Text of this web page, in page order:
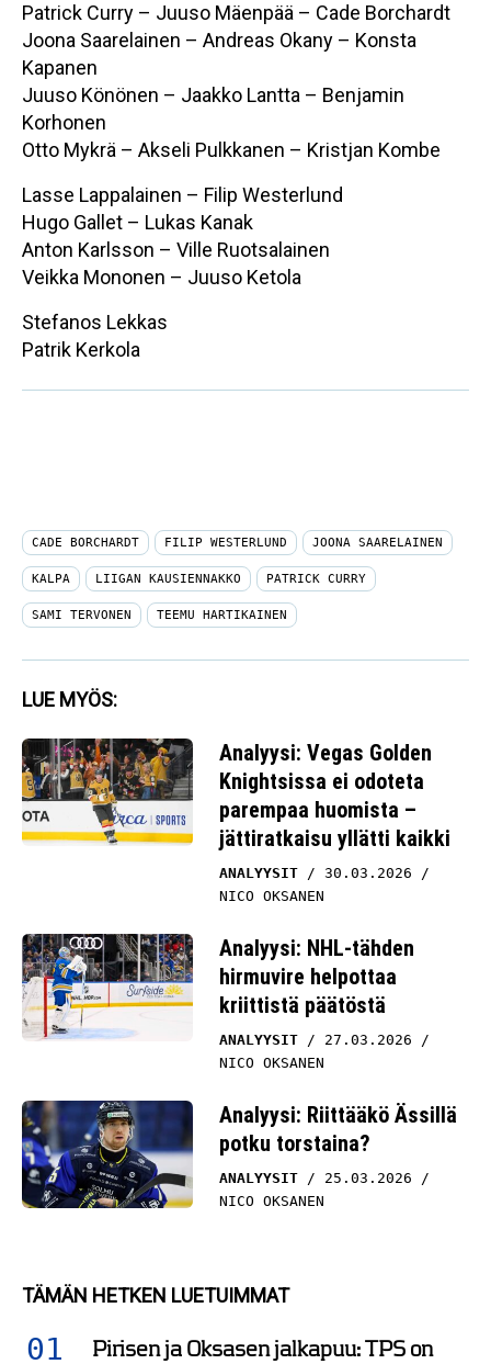
Patrick Curry – Juuso Mäenpää – Cade Borchardt
Joona Saarelainen – Andreas Okany – Konsta
Kapanen
Juuso Könönen – Jaakko Lantta – Benjamin
Korhonen
Otto Mykrä – Akseli Pulkkanen – Kristjan Kombe
Lasse Lappalainen – Filip Westerlund
Hugo Gallet – Lukas Kanak
Anton Karlsson – Ville Ruotsalainen
Veikka Mononen – Juuso Ketola
Stefanos Lekkas
Patrik Kerkola
CADE BORCHARDT FILIP WESTERLUND JOONA SAARELAINEN
KALPA LIIGAN KAUSIENNAKKO PATRICK CURRY
SAMI TERVONEN TEEMU HARTIKAINEN
LUE MYÖS:
Analyysi: Vegas Golden
Knightsissa ei odoteta
parempaa huomista –
jättiratkaisu yllätti kaikki
ANALYYSIT
30.03.2026
NICO OKSANEN
Analyysi: NHL-tähden
hirmuvire helpottaa
kriittistä päätöstä
ANALYYSIT
27.03.2026
NICO OKSANEN
Analyysi: Riittääkö Ässillä
potku torstaina?
ANALYYSIT
25.03.2026
NICO OKSANEN
TÄMÄN HETKEN LUETUIMMAT
Pirisen ja Oksasen jalkapuu: TPS on